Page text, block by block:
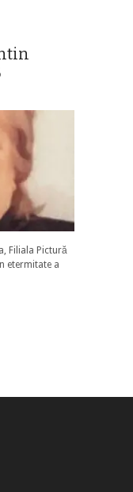
Filiala Pictură
etermitate a